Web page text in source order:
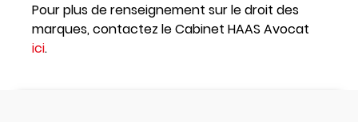
Pour plus de renseignement sur le droit des
marques, contactez le Cabinet HAAS Avocat
ici.